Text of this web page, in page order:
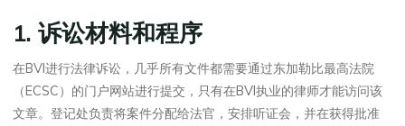
1. 诉讼材料和程序
在BVI进行法律诉讼，几乎所有文件都需要通过东加勒比最高法院
（ECSC）的门户网站进行提交，只有在BVI执业的律师才能访问该
文章。登记处负责将案件分配给法官，安排听证会，并在获得批准